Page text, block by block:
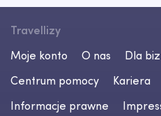
Travellizy
Moje konto
O nas
Dla
Centrum pomocy
Kariera
Informacje prawne